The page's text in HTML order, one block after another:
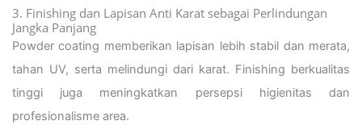
3. Finishing dan Lapisan Anti Karat sebagai Perlindungan
Jangka Panjang
Powder coating memberikan lapisan lebih stabil dan merata,
tahan UV, serta melindungi dari karat. Finishing berkualitas
tinggi juga meningkatkan persepsi higienitas dan
profesionalisme area.